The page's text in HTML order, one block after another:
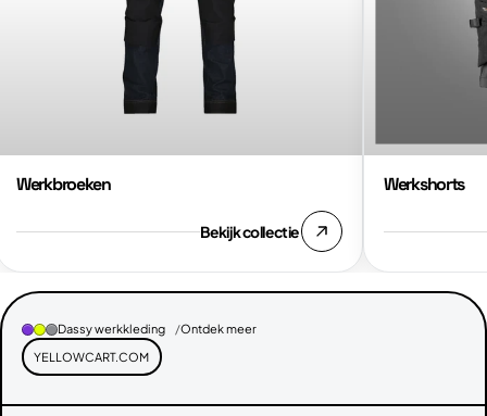
Werkbroeken
Bekijk collectie
Werkshorts
Dassy werkkleding
Ontdek meer
YELLOWCART.COM